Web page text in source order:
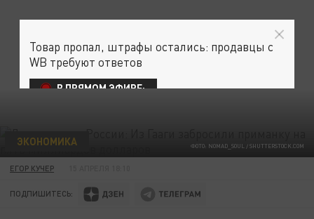
ФОТО: NOMAD_SOUL / SHUTTERSTOCK.COM
ЭКОНОМИКА
ЕГОР КУЧЕР
ПОДПИШИТЕСЬ:
Товар пропал, штрафы остались: продавцы с
WB требуют ответов
В ПРЯМОМ ЭФИРЕ: